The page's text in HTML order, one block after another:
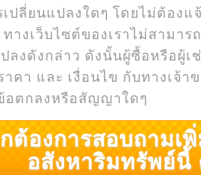
ปลี่ยนแปลงใดๆ โดยไม่ต้องแ
างเว็บไซต์ของเราไม่สามา
ลงดังกล่าว ดังนั้นผู้ซื้อหรือผู้
คา และ เงื่อนไข กับทางเจ้
อตกลงหรือสัญญาใดๆ
ต้องการสอบถามเ
อสังหาริมทรัพย์นี้